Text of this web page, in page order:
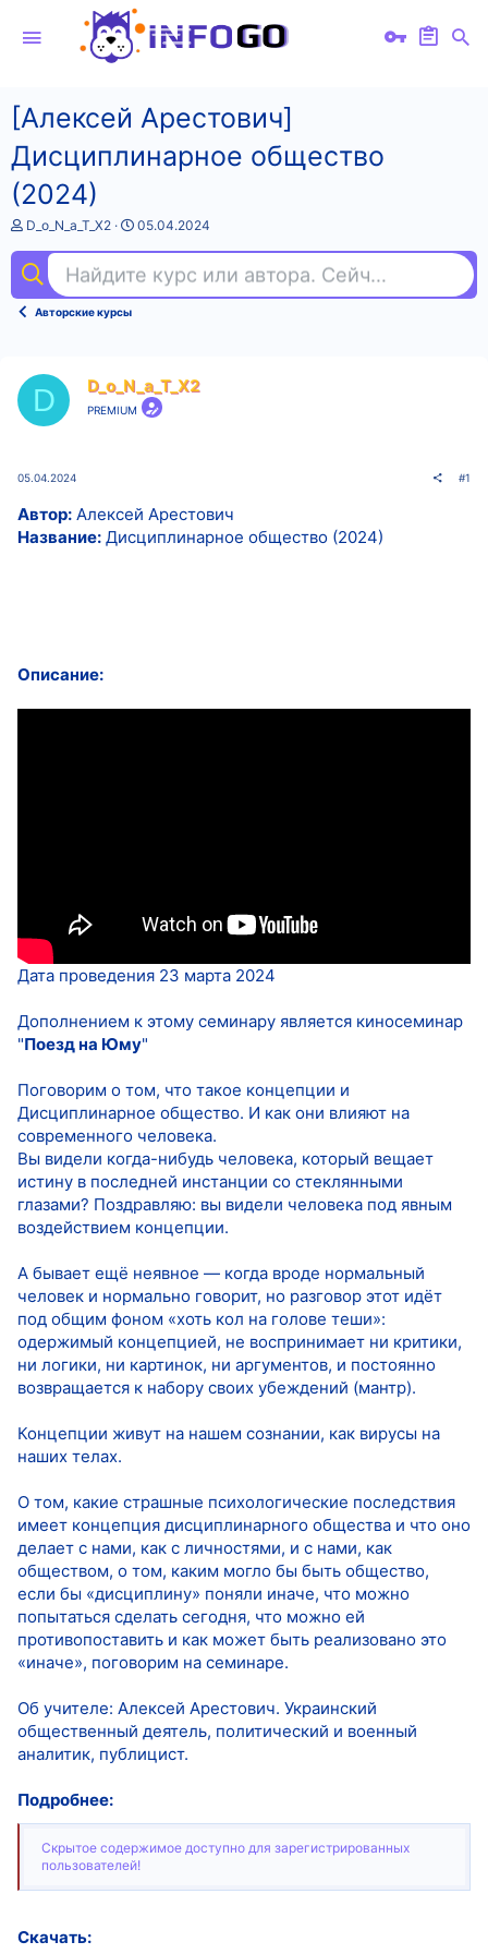
[Алексей Арестович]
Дисциплинарное общество
(2024)
А
т
о
т
D_o_N_a_T_X2
Д
а
н
05.04.2024
Найдите курс или автора. Сейчас ищут
Авторские курсы
D D_o_N_a_T_X2
PREMIUM
05.04.2024 #1
Автор: Алексей Арестович
Название: Дисциплинарное общество (2024)
Описание:
Дата проведения 23 марта 2024
Дополнением к этому семинару является киносеминар
"Поезд на Юму"
Поговорим о том, что такое концепции и
Дисциплинарное общество. И как они влияют на
современного человека.
Вы видели когда-нибудь человека, который вещает
истину в последней инстанции со стеклянными
глазами? Поздравляю: вы видели человека под явным
воздействием концепции.
А бывает ещё неявное — когда вроде нормальный
человек и нормально говорит, но разговор этот идёт
под общим фоном «хоть кол на голове теши»:
одержимый концепцией, не воспринимает ни критики,
ни логики, ни картинок, ни аргументов, и постоянно
возвращается к набору своих убеждений (мантр).
Концепции живут на нашем сознании, как вирусы на
наших телах.
О том, какие страшные психологические последствия
имеет концепция дисциплинарного общества и что оно
делает с нами, как с личностями, и с нами, как
обществом, о том, каким могло бы быть общество,
если бы «дисциплину» поняли иначе, что можно
попытаться сделать сегодня, что можно ей
противопоставить и как может быть реализовано это
«иначе», поговорим на семинаре.
Об учителе: Алексей Арестович. Украинский
общественный деятель, политический и военный
аналитик, публицист.
Подробнее:
Скрытое содержимое доступно для зарегистрированных
пользователей!
Скачать: